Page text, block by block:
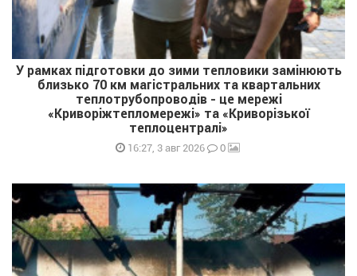
У рамках підготовки до зими тепловики замінюють
близько 70 км магістральних та квартальних
теплотрубопроводів - це мережі
«Криворіжтепломережі» та «Криворізької
теплоцентралі»
16:27, 3 авг 2026 0